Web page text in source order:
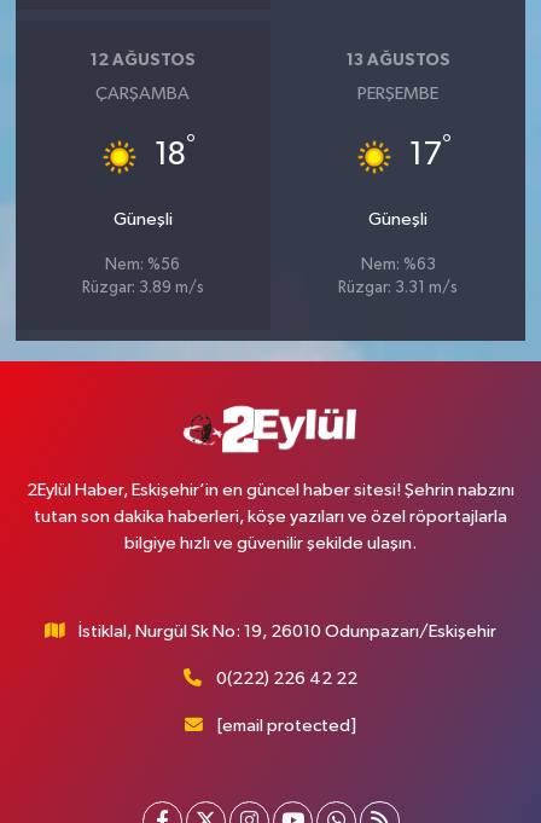
12 AĞUSTOS
ÇARŞAMBA
18°
Güneşli
Nem: %56
Rüzgar: 3.89 m/s
13 AĞUSTOS
PERŞEMBE
17°
Güneşli
Nem: %63
Rüzgar: 3.31 m/s
2Eylül Haber, Eskişehir’in en güncel haber sitesi! Şehrin nabzını
tutan son dakika haberleri, köşe yazıları ve özel röportajlarla
bilgiye hızlı ve güvenilir şekilde ulaşın.
İstiklal, Nurgül Sk No: 19, 26010 Odunpazarı/Eskişehir
0(222) 226 42 22
[email protected]